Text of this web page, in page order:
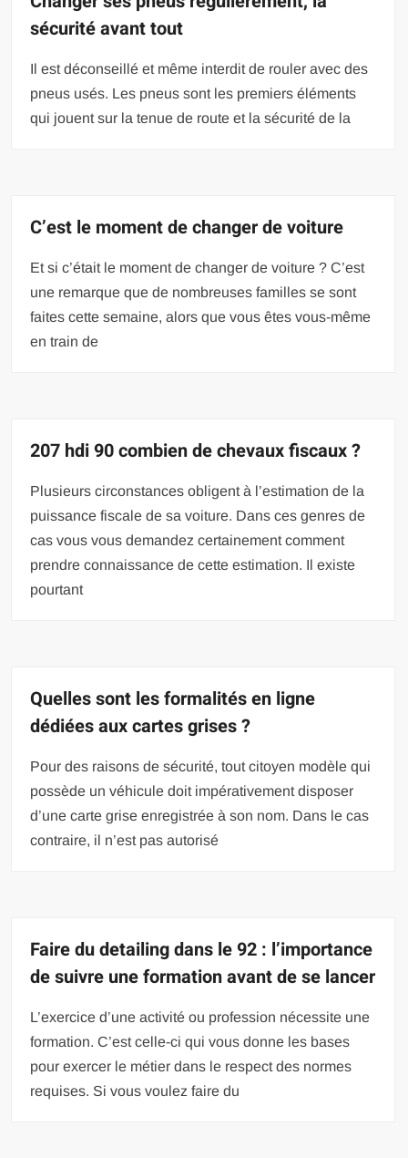
sécurité avant tout
Il est déconseillé et même interdit de rouler avec des
pneus usés. Les pneus sont les premiers éléments
qui jouent sur la tenue de route et la sécurité de la
C’est le moment de changer de voiture
Et si c’était le moment de changer de voiture ? C’est
une remarque que de nombreuses familles se sont
faites cette semaine, alors que vous êtes vous-même
en train de
207 hdi 90 combien de chevaux fiscaux ?
Plusieurs circonstances obligent à l’estimation de la
puissance fiscale de sa voiture. Dans ces genres de
cas vous vous demandez certainement comment
prendre connaissance de cette estimation. Il existe
pourtant
Quelles sont les formalités en ligne
dédiées aux cartes grises ?
Pour des raisons de sécurité, tout citoyen modèle qui
possède un véhicule doit impérativement disposer
d’une carte grise enregistrée à son nom. Dans le cas
contraire, il n’est pas autorisé
Faire du detailing dans le 92 : l’importance
de suivre une formation avant de se lancer
L’exercice d’une activité ou profession nécessite une
formation. C’est celle-ci qui vous donne les bases
pour exercer le métier dans le respect des normes
requises. Si vous voulez faire du